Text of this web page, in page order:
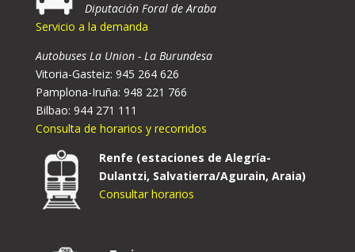
Diputación Foral de Araba
Servicio a la demanda
Autobuses La Union - La Burundesa
Vitoria-Gasteiz: 945 264 626
Pamplona-Iruña: 948 221 766
Bilbao: 944 271 111
Consulta de horarios y recorridos
Renfe (estaciones de Alegría-
Dulantzi, Salvatierra/Agurain, Araia)
Consultar horarios